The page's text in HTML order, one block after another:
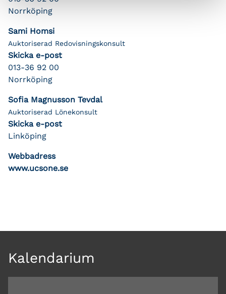
Norrköping
Sami Homsi
Auktoriserad Redovisningskonsult
Skicka e-post
013-36 92 00
Norrköping
Sofia Magnusson Tevdal
Auktoriserad Lönekonsult
Skicka e-post
Linköping
Webbadress
www.ucsone.se
Kalendarium